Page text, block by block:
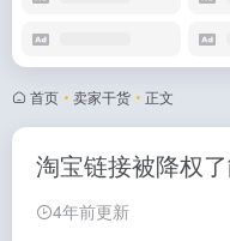
首页 • 卖家干货 • 正文
淘宝链接被降权
4年前更新